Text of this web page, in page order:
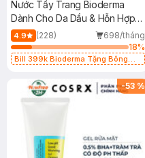
Nước Tẩy Trang Bioderma
Dành Cho Da Dầu & Hỗn Hợp
500ml
4.9 (228)
698/tháng
18%
Bill 399k Bioderma Tặng Bông
-53 %